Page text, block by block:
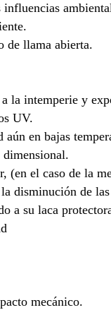
influencias
de llama abierta.
la intemperie y
UV.
en bajas
(en el caso de la
disminución de
a su laca
mecánico.